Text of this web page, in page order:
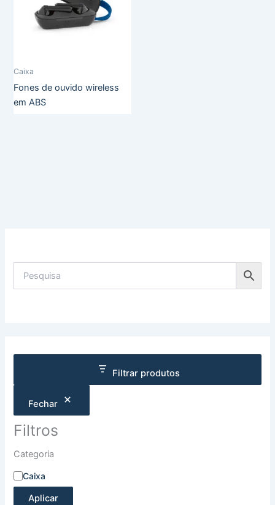
Filtrar produtos
Fechar
Filtros
Categoria
Caixa
Aplicar
Caixa
Fones de ouvido wireless
em ABS